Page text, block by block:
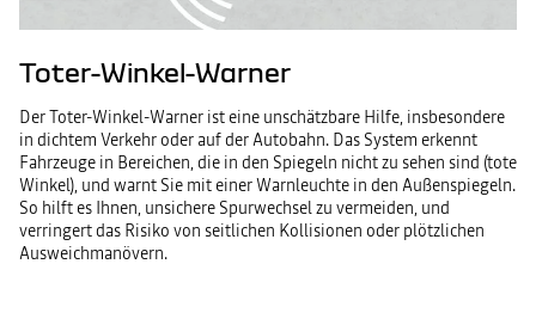
Toter-Winkel-Warner
Der Toter-Winkel-Warner ist eine unschätzbare Hilfe, insbesondere
in dichtem Verkehr oder auf der Autobahn. Das System erkennt
Fahrzeuge in Bereichen, die in den Spiegeln nicht zu sehen sind (tote
Winkel), und warnt Sie mit einer Warnleuchte in den Außenspiegeln.
So hilft es Ihnen, unsichere Spurwechsel zu vermeiden, und
verringert das Risiko von seitlichen Kollisionen oder plötzlichen
Ausweichmanövern.